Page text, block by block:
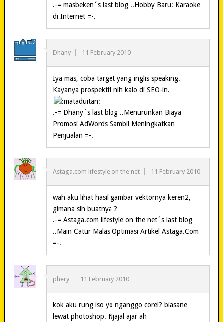
.-= masbeken´s last blog ..Hobby Baru: Karaoke
di Internet =-.
Dhany 11 February 2010
Iya mas, coba target yang inglis speaking.
Kayanya prospektif nih kalo di SEO-in.
.-= Dhany´s last blog ..Menurunkan Biaya
Promosi AdWords Sambil Meningkatkan
Penjualan =-.
Astaga.com lifestyle on the net 11 February 2010
wah aku lihat hasil gambar vektornya keren2,
gimana sih buatnya ?
.-= Astaga.com lifestyle on the net´s last blog
..Main Catur Malas Optimasi Artikel Astaga.Com
=-.
phery 11 February 2010
kok aku rung iso yo nganggo corel? biasane
lewat photoshop. Njajal ajar ah